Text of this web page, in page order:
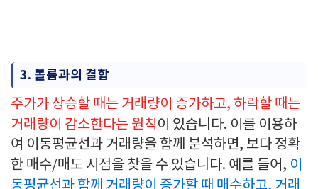
3. 볼륨과의 결합
주가가 상승할 때는 거래량이 증가하고, 하락할 때는
거래량이 감소한다는 원칙이 있습니다. 이를 이용하
여 이동평균선과 거래량을 함께 분석하면, 보다 정확
한 매수/매도 시점을 찾을 수 있습니다. 예를 들어, 이